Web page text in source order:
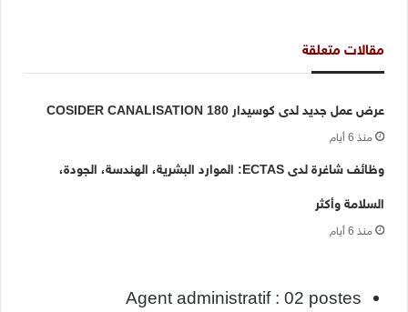
مقالات متعلقة
عرض عمل جديد لدى كوسيدار COSIDER CANALISATION 180
منذ 6 أيام
وظائف شاغرة لدى ECTAS: الموارد البشرية، الهندسة، الجودة،
السلامة وأكثر
منذ 6 أيام
Agent administratif : 02 postes